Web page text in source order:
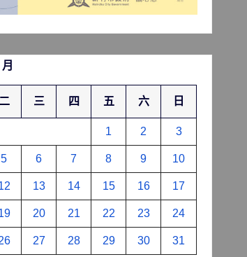
二 三 四 五 六 日
1 2 3
5 6 7 8 9 10
13 14 15 16 17
20 21 22 23 24
27 28 29 30 31